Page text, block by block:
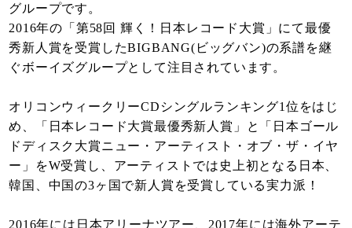
グループです。
2016年の「第58回 輝く！日本レコード大賞」にて最優
秀新人賞を受賞したBIGBANG(ビッグバン)の系譜を継
ぐボーイズグループとして注目されています。
オリコンウィークリーCDシングルランキング1位をはじ
め、「日本レコード大賞最優秀新人賞」と「日本ゴール
ドディスク大賞ニュー・アーティスト・オブ・ザ・イヤ
ー」をW受賞し、アーティストでは史上初となる日本、
韓国、中国の3ヶ国で新人賞を受賞している実力派！
2016年には日本アリーナツアー、2017年には海外アーテ